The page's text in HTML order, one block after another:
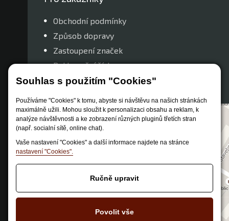
Souhlas s použitím "Cookies"
Používáme "Cookies" k tomu, abyste si návštěvu na našich stránkách
maximálně užili. Mohou sloužit k personalizaci obsahu a reklam, k
analýze návštěvnosti a ke zobrazení různých pluginů třetích stran
(např. socialní sítě, online chat).
Vaše nastavení "Cookies" a další informace najdete na stránce
nastavení "Cookies".
Ručně upravit
Povolit vše
Obchodní podmínky
Způsob dopravy
Zastoupení značek
Reklamační řád
Nastavení soukromí